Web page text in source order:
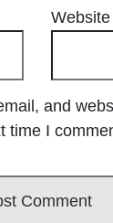
Website
and
time I